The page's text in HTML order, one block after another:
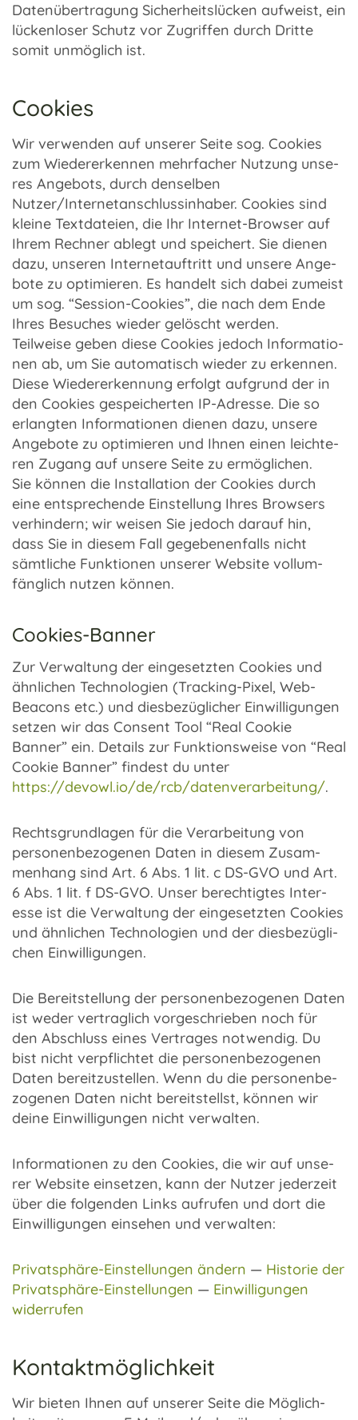
Daten­über­tra­gung Sicher­heits­lü­cken aufweist, ein
lücken­lo­ser Schutz vor Zugrif­fen durch Dritte
somit unmög­lich ist.
Cookies
Wir verwen­den auf unse­rer Seite sog. Cookies
zum Wieder­erken­nen mehr­fa­cher Nutzung unse­
res Ange­bots, durch densel­ben
Nutzer/Internetanschlussinhaber. Cookies sind
kleine Text­da­teien, die Ihr Internet-Browser auf
Ihrem Rech­ner ablegt und spei­chert. Sie dienen
dazu, unse­ren Inter­net­auf­tritt und unsere Ange­
bote zu opti­mie­ren. Es handelt sich dabei zumeist
um sog. “Session-Cookies”, die nach dem Ende
Ihres Besu­ches wieder gelöscht werden.
Teil­weise geben diese Cookies jedoch Infor­ma­tio­
nen ab, um Sie auto­ma­tisch wieder zu erken­nen.
Diese Wieder­erken­nung erfolgt aufgrund der in
den Cookies gespei­cher­ten IP-Adresse. Die so
erlang­ten Infor­ma­tio­nen dienen dazu, unsere
Ange­bote zu opti­mie­ren und Ihnen einen leich­te­
ren Zugang auf unsere Seite zu ermög­li­chen.
Sie können die Instal­la­tion der Cookies durch
eine entspre­chende Einstel­lung Ihres Brow­sers
verhin­dern; wir weisen Sie jedoch darauf hin,
dass Sie in diesem Fall gege­be­nen­falls nicht
sämt­li­che Funk­tio­nen unse­rer Website voll­um­
fäng­lich nutzen können.
Cookies-Banner
Zur Verwal­tung der einge­setz­ten Cookies und
ähnli­chen Tech­no­lo­gien (Tracking-Pixel, Web-
Beacons etc.) und dies­be­züg­li­cher Einwil­li­gun­gen
setzen wir das Consent Tool “Real Cookie
Banner” ein. Details zur Funk­ti­ons­weise von “Real
Cookie Banner” findest du unter
https://devowl.io/de/rcb/datenverarbeitung/.
Rechts­grund­la­gen für die Verar­bei­tung von
perso­nen­be­zo­ge­nen Daten in diesem Zusam­
men­hang sind Art. 6 Abs. 1 lit. c DS-GVO und Art.
6 Abs. 1 lit. f DS-GVO. Unser berech­tig­tes Inter­
esse ist die Verwal­tung der einge­setz­ten Cookies
und ähnli­chen Tech­no­lo­gien und der dies­be­züg­li­
chen Einwil­li­gun­gen.
Die Bereit­stel­lung der perso­nen­be­zo­ge­nen Daten
ist weder vertrag­lich vorge­schrie­ben noch für
den Abschluss eines Vertra­ges notwen­dig. Du
bist nicht verpflich­tet die perso­nen­be­zo­ge­nen
Daten bereit­zu­stel­len. Wenn du die perso­nen­be­
zo­ge­nen Daten nicht bereit­stellst, können wir
deine Einwil­li­gun­gen nicht verwal­ten.
Infor­ma­tio­nen zu den Cookies, die wir auf unse­
rer Website einset­zen, kann der Nutzer jeder­zeit
über die folgen­den Links aufru­fen und dort die
Einwil­li­gun­gen einse­hen und verwal­ten:
Privatsphäre-Einstellungen ändern — Histo­rie der
Privatsphäre-Einstellungen — Einwil­li­gun­gen
wider­ru­fen
Kontaktmöglichkeit
Wir bieten Ihnen auf unse­rer Seite die Möglich­